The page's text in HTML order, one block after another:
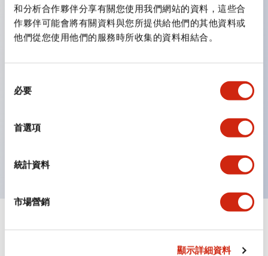
和分析合作夥伴分享有關您使用我們網站的資料，這些合
作夥伴可能會將有關資料與您所提供給他們的其他資料或
他們從您使用他們的服務時所收集的資料相結合。
必要
首選項
統計資料
市場營銷
顯示詳細資料
泛的操作開關器。
提供72種標準迴路
透過6種形式與接點模組段數的組合，可實現各種接點構
造。
配備可確認接點狀態的指示燈，並提供手柄操作型、鑰匙
手柄可從6種中選擇
文件和檔案